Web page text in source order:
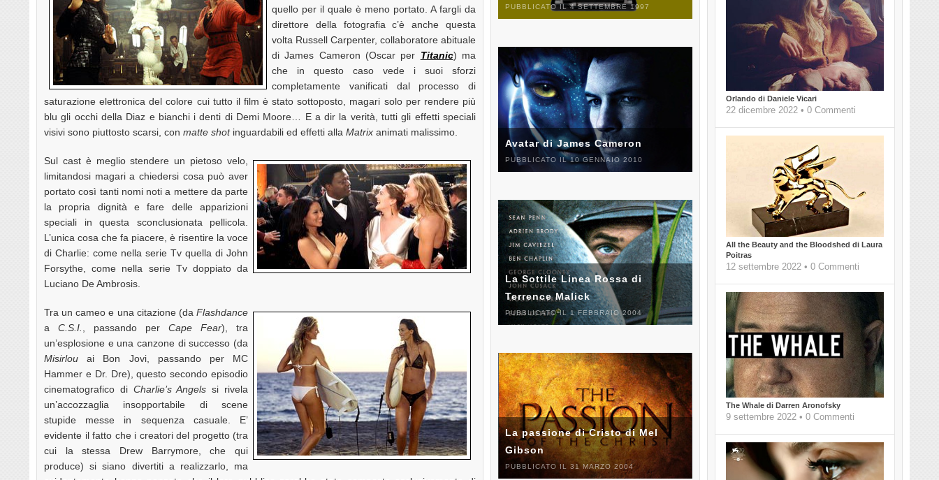
quello per il quale è meno portato. A fargli da
direttore della fotografia c’è anche questa
volta Russell Carpenter, collaboratore abituale
di James Cameron (Oscar per Titanic) ma
che in questo caso vede i suoi sforzi
completamente vanificati dal processo di
saturazione elettronica del colore cui tutto il film è stato sottoposto, magari solo per rendere più
blu gli occhi della Diaz e bianchi i denti di Demi Moore… E a dir la verità, tutti gli effetti speciali
visivi sono piuttosto scarsi, con matte shotinguardabili ed effetti alla Matrix animati malissimo.
Sul cast è meglio stendere un pietoso velo,
limitandosi magari a chiedersi cosa può aver
portato così tanti nomi noti a mettere da parte
la propria dignità e fare delle apparizioni
speciali in questa sconclusionata pellicola.
L’unica cosa che fa piacere, è risentire la voce
di Charlie: come nella serie Tv quella di John
Forsythe, come nella serie Tv doppiato da
Luciano De Ambrosis.
Tra un cameo e una citazione (da Flashdance
a C.S.I. , passando per Cape Fear), tra
un’esplosione e una canzone di successo (da
Misirlou ai Bon Jovi, passando per MC
Hammer e Dr. Dre), questo secondo episodio
cinematografico di Charlie’s Angels si rivela
un’accozzaglia insopportabile di scene
stupide messe in sequenza casuale. E’
evidente il fatto che i creatori del progetto (tra
cui la stessa Drew Barrymore, che qui
produce) si siano divertiti a realizzarlo, ma
Orlando di Daniele Vicari
22 dicembre 2022 • 0 Commenti
All the Beauty and the Bloodshed di Laura
Poitras
12 settembre 2022 • 0 Commenti
The Whale di Darren Aronofsky
9 settembre 2022 • 0 Commenti
PUBBLICATO IL 4 SETTEMBRE 1997
Avatar di James Cameron
PUBBLICATO IL 10 GENNAIO 2010
La Sottile Linea Rossa di
Terrence Malick
PUBBLICATO IL 1 FEBBRAIO 2004
La passione di Cristo di Mel
Gibson
PUBBLICATO IL 31 MARZO 2004